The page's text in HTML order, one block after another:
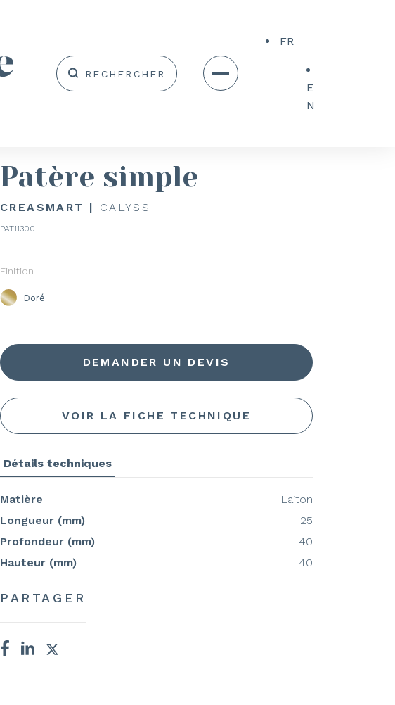
FR
E
N
Patère simple
CREASMART | CALYSS
PAT11300
Finition
Doré
DEMANDER UN DEVIS
VOIR LA FICHE TECHNIQUE
Détails techniques
Matière
Laiton
Longueur (mm)
25
Profondeur (mm)
40
Hauteur (mm)
40
PARTAGER